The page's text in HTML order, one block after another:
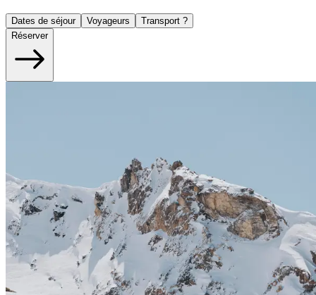
Dates de séjour Voyageurs
Transport ?
Réserver